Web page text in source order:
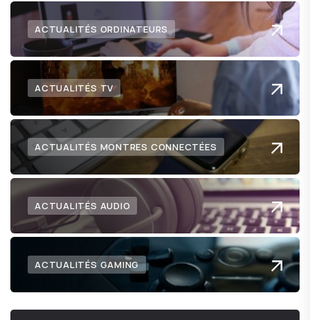
ACTUALITÉS ORDINATEURS
ACTUALITÉS TV
ACTUALITÉS MONTRES CONNECTÉES
ACTUALITÉS AUDIO
ACTUALITÉS GAMING